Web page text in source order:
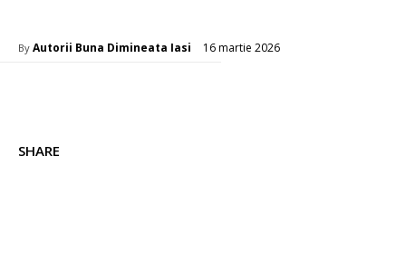
By Autorii Buna Dimineata Iasi 16 martie 2026
SHARE